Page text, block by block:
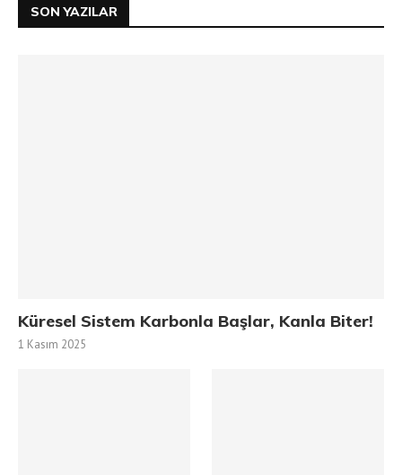
SON YAZILAR
Küresel Sistem Karbonla Başlar, Kanla Biter!
1 Kasım 2025